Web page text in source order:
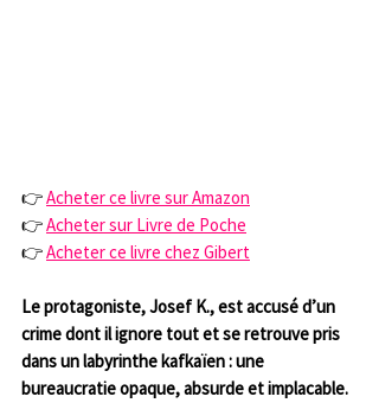
👉 Acheter ce livre sur Amazon
👉 Acheter sur Livre de Poche
👉 Acheter ce livre chez Gibert
Le protagoniste, Josef K., est accusé d’un
crime dont il ignore tout et se retrouve pris
dans un labyrinthe kafkaïen : une
bureaucratie opaque, absurde et implacable.